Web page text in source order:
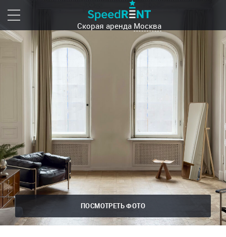
Скорая аренда Москва
ПОСМОТРЕТЬ ФОТО